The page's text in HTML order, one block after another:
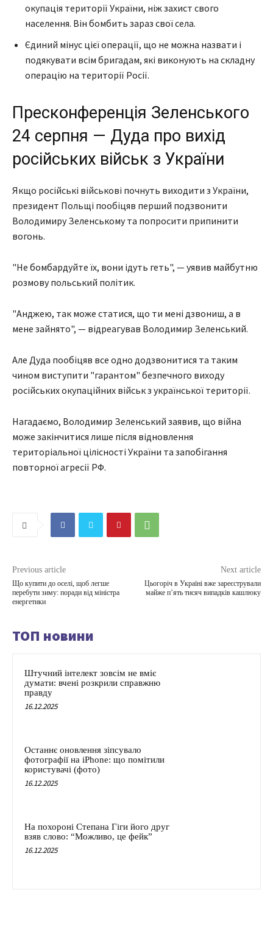
окупація території України, ніж захист свого
населення. Він бомбить зараз свої села.
Єдиний мінус цієї операції, що не можна назвати і
подякувати всім бригадам, які виконують на складну
операцію на території Росії.
Пресконференція Зеленського
24 серпня — Дуда про вихід
російських військ з України
Якщо російські військові почнуть виходити з України,
президент Польщі пообіцяв перший подзвонити
Володимиру Зеленському та попросити припинити
вогонь.
"Не бомбардуйте їх, вони ідуть геть", — уявив майбутню
розмову польський політик.
"Анджею, так може статися, що ти мені дзвониш, а в
мене зайнято", — відреагував Володимир Зеленський.
Але Дуда пообіцяв все одно додзвонитися та таким
чином виступити "гарантом" безпечного виходу
російських окупаційних військ з української території.
Нагадаємо, Володимир Зеленський заявив, що війна
може закінчитися лише після відновлення
територіальної цілісності України та запобігання
повторної агресії РФ.
Previous article
Що купити до оселі, щоб легше
перебути зиму: поради від міністра
енергетики
Next article
Цьогоріч в Україні вже зареєстрували
майже п’ять тисяч випадків кашлюку
ТОП новини
Штучний інтелект зовсім не вміє
думати: вчені розкрили справжню
правду
16.12.2025
Останнє оновлення зіпсувало
фотографії на iPhone: що помітили
користувачі (фото)
16.12.2025
На похороні Степана Гіги його друг
взяв слово: “Можливо, це фейк”
16.12.2025